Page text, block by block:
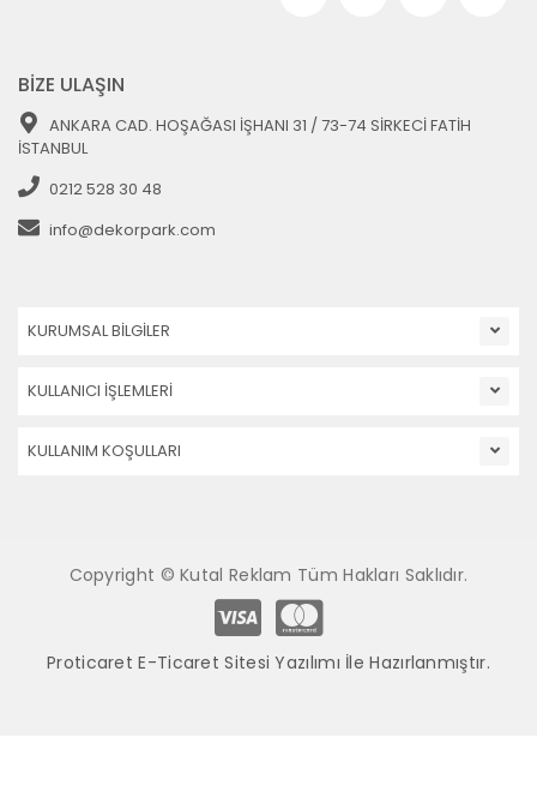
BİZE ULAŞIN
ANKARA CAD. HOŞAĞASI İŞHANI 31 / 73-74 SİRKECİ FATİH
İSTANBUL
0212 528 30 48
info@dekorpark.com
KURUMSAL BİLGİLER
KULLANICI İŞLEMLERİ
KULLANIM KOŞULLARI
Copyright © Kutal Reklam Tüm Hakları Saklıdır.
Proticaret E-Ticaret Sitesi Yazılımı İle Hazırlanmıştır.